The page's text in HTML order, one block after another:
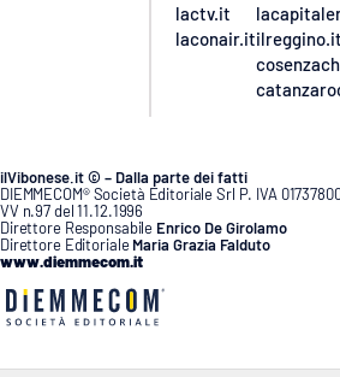
lactv.it
laconair.itilreggino.it
ilVibonese.it © – Dalla parte dei fatti
DIEMMECOM® Società Editoriale Srl P. IVA
VV n.97 del 11.12.1996
Direttore Responsabile Enrico De Girolamo
Direttore Editoriale Maria Grazia Falduto
www.diemmecom.it